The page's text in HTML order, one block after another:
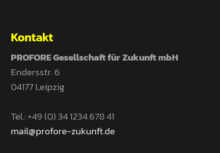
Kontakt
PROFORE Gesellschaft für Zukunft mbH
Endersstr. 6
04177 Leipzig
Tel.: +49 (0) 34 1234 678 41
mail@profore-zukunft.de